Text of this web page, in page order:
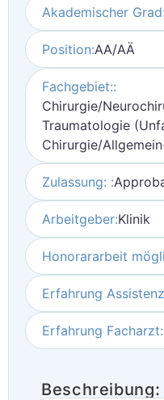
Akademischer
Position:AA/AÄ
Fachgebiet::
Chirurgie/
Traumatologie
Chirurgie/
Zulassung: :
Arbeitgeber:Klinik
Honorararbeit
Erfahrung
Erfahrung Facharzt:
Beschreibung: